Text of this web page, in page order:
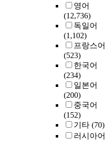
영어
(12,736)
독일어
(1,102)
프랑스어
(523)
한국어
(234)
일본어
(200)
중국어
(152)
기타 (70)
러시아어